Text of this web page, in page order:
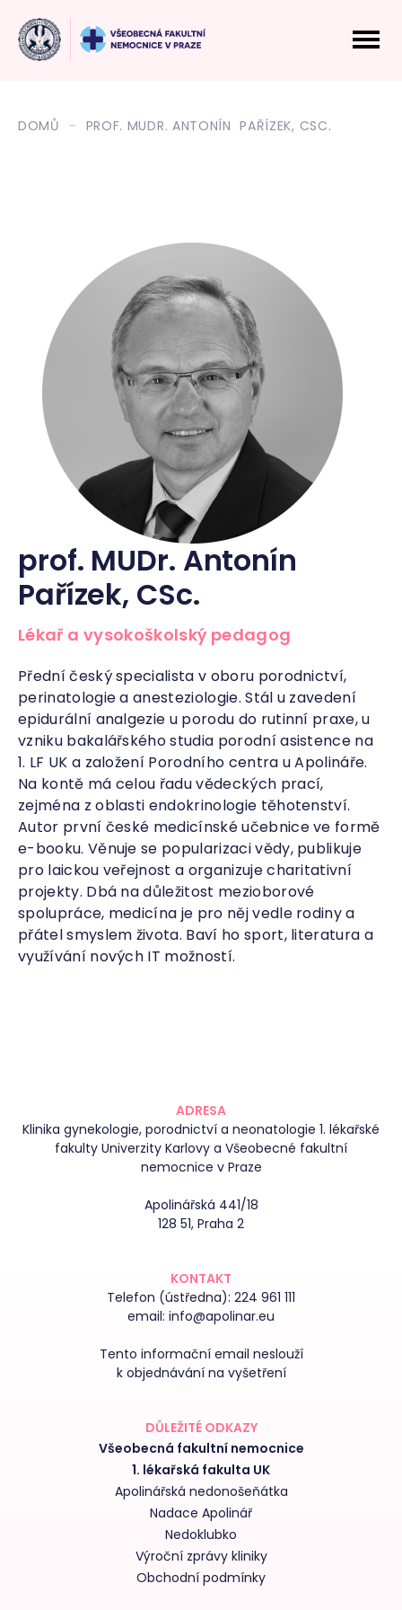
DOMŮ PROF. MUDR. ANTONÍN PAŘÍZEK, CSC.
prof. MUDr. Antonín
Pařízek, CSc.
Lékař a vysokoškolský pedagog
Přední český specialista v oboru porodnictví,
perinatologie a anesteziologie. Stál u zavedení
epidurální analgezie u porodu do rutinní praxe, u
vzniku bakalářského studia porodní asistence na
1. LF UK a založení Porodního centra u Apolináře.
Na kontě má celou řadu vědeckých prací,
zejména z oblasti endokrinologie těhotenství.
Autor první české medicínské učebnice ve formě
e-booku. Věnuje se popularizaci vědy, publikuje
pro laickou veřejnost a organizuje charitativní
projekty. Dbá na důležitost mezioborové
spolupráce, medicína je pro něj vedle rodiny a
přátel smyslem života. Baví ho sport, literatura a
využívání nových IT možností.
ADRESA
Klinika gynekologie, porodnictví a neonatologie 1. lékařské
fakulty Univerzity Karlovy a Všeobecné fakultní
nemocnice v Praze
Apolinářská 441/18
128 51, Praha 2
KONTAKT
Telefon (ústředna): 224 961 111
email: info@apolinar.eu
Tento informační email neslouží
k objednávání na vyšetření
DŮLEŽITÉ ODKAZY
Všeobecná fakultní nemocnice
1. lékařská fakulta UK
Apolinářská nedonošeňátka
Nadace Apolinář
Nedoklubko
Výroční zprávy kliniky
Obchodní podmínky